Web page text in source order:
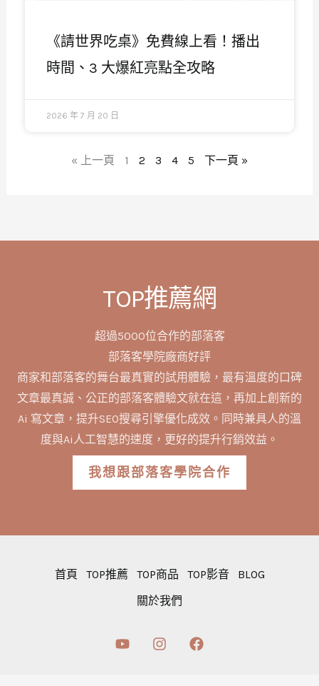
《請世界吃桌》免費線上看！播出
時間、3 大爆紅亮點全攻略
2026 年 7 月 20 日
« 上一頁 1 2 3 4 5 下一頁 »
TOP推薦網
超過5000位合作的部落客
部落客學院廠商好評
商家和部落客的舞台最真實的試用體驗，最有溫度的口碑
文章最真誠、公正的部落客體驗文就在這，再加上創新的
Ai 寫文章，提升SEO搜尋引擎優化成效。同時兼具人的溫
度與Ai人工智慧的速度，更好的提升行銷效益。
我想跟部落客學院合作
首頁 TOP推薦 TOP商品 TOP影音
BLOG
關於我們